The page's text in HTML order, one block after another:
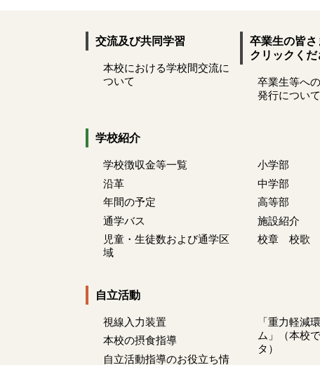
交流及び共同学習
本校における学校間交流に
ついて
卒業生の皆
クリックくだ
卒業生等へ
発行について
学校紹介
学校徴収金等一覧
沿革
年間の予定
通学バス
児童・生徒数および通学区
域
小学部
中学部
高等部
施設紹介
校章 校歌
自立活動
視線入力装置
本校の摂食指導
自立活動指導のお役立ち情
「重力軽減
ム」（本校
タ）